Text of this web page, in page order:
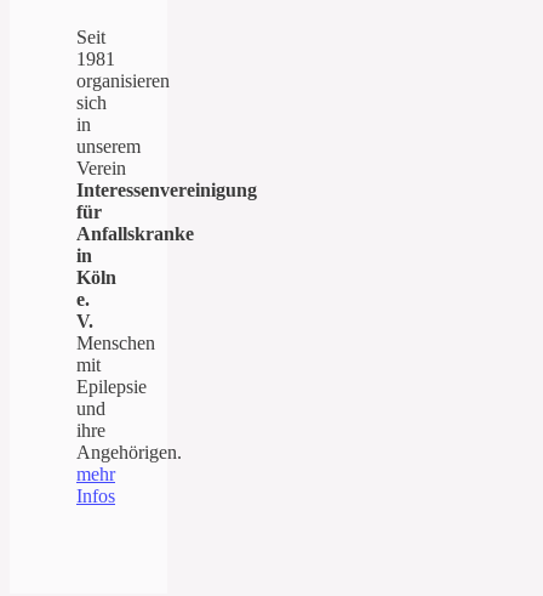
Seit
1981
organisieren
sich
in
unserem
Verein
Interessenvereinigung
für
Anfallskranke
in
Köln
e.
V.
Menschen
mit
Epilepsie
und
ihre
Angehörigen.
mehr
Infos